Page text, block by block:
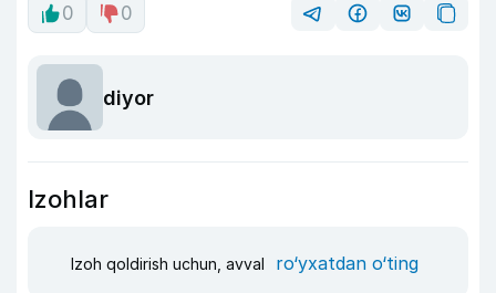
0 0
diyor
Izohlar
Izoh qoldirish uchun, avval ro‘yxatdan o‘ting